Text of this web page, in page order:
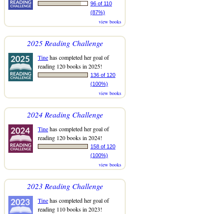
96 of 110
(87%)
view books
2025 Reading Challenge
Tinehas completed her goal of
reading 120 books in 2025!
136 of 120
(100%)
view books
2024 Reading Challenge
Tinehas completed her goal of
reading 120 books in 2024!
158 of 120
(100%)
view books
2023 Reading Challenge
Tinehas completed her goal of
reading 110 books in 2023!